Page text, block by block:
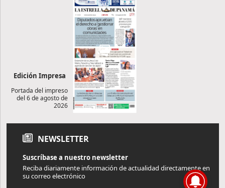
Edición Impresa
Portada del impreso
del 6 de agosto de
2026
NEWSLETTER
Suscríbase a nuestro newsletter
Reciba diariamente información de actualidad directamente en
su correo electrónico